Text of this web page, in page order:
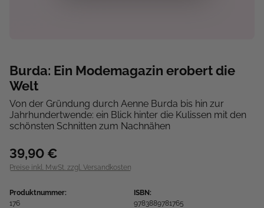
Burda: Ein Modemagazin erobert die
Welt
Von der Gründung durch Aenne Burda bis hin zur
Jahrhundertwende: ein Blick hinter die Kulissen mit den
schönsten Schnitten zum Nachnähen
39,90 €
Preise inkl. MwSt. zzgl. Versandkosten
Produktnummer:
176
ISBN:
9783889781765